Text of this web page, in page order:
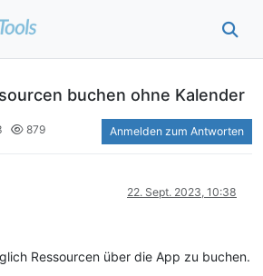
buchen ohne Kalender
879 Anmelden zum Antworten
22. Sept. 2023, 10:38
Ressourcen über die App zu buchen.